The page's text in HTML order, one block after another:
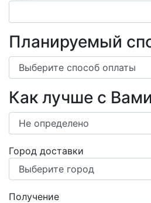
Планируемый
Как лучше с
Город доставки
Получение